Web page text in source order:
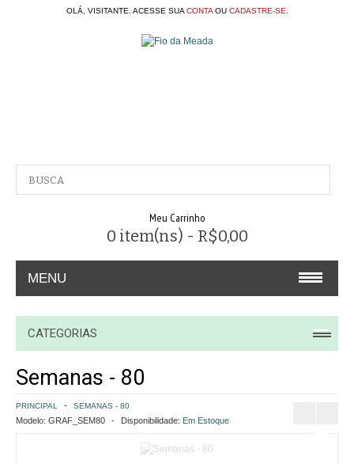
OLÁ, VISITANTE. ACESSE SUA CONTAOU CADASTRE-SE
Meu Carrinho
0 item(ns) - R$0,00
MENU
A EMPRESA
CONTATO
COMO COMPRAR
POLÍTICA DE FRETE GRÁTIS
CATEGORIAS
Semanas - 80
PRINCIPAL SEMANAS - 80
Modelo: GRAF_SEM80 Disponibilidade: Em Estoque